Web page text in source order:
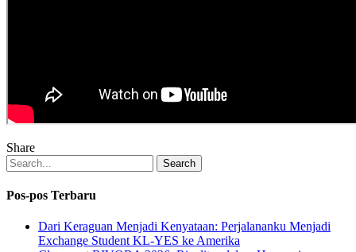
Share
Search
Pos-pos Terbaru
Dari Keraguan Menjadi Kenyataan: Perjalananku Menjadi
Exchange Student KL-YES ke Amerika